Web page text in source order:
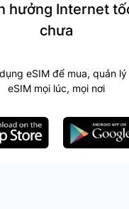
hưởng Internet
chưa
eSIM để mua, quản
eSIM mọi lúc, mọi nơi